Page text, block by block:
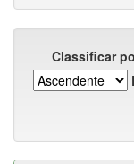
Classificar